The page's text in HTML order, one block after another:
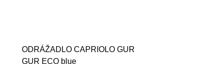
ODRÁŽADLO CAPRIOLO GUR
GUR ECO blue